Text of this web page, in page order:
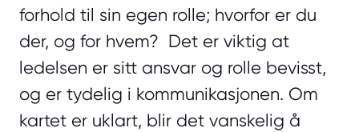
forhold til sin egen rolle; hvorfor er du
der, og for hvem? Det er viktig at
ledelsen er sitt ansvar og rolle bevisst,
og er tydelig i kommunikasjonen. Om
kartet er uklart, blir det vanskelig å